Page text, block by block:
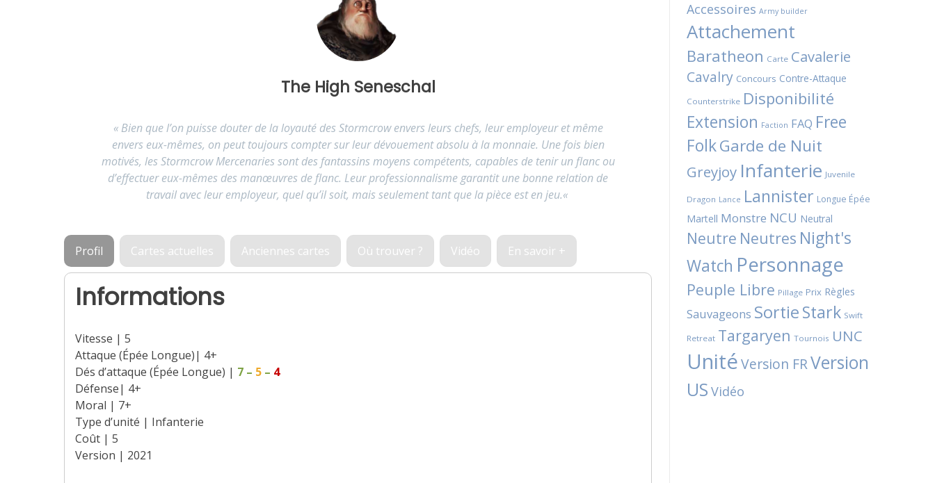
The High Seneschal
« Bien que l’on puisse douter de la loyauté des Stormcrow envers leurs chefs, leur employeur et même
envers eux-mêmes, on peut toujours compter sur leur dévouement absolu à la monnaie. Une fois bien
motivés, les Stormcrow Mercenaries sont des fantassins moyens compétents, capables de tenir un flanc ou
d’effectuer eux-mêmes des manœuvres de flanc. Leur professionnalisme garantit une bonne relation de
travail avec leur employeur, quel qu’il soit, mais seulement tant que la pièce est en jeu.«
Profil Cartes actuelles Anciennes cartes Où trouver ? Vidéo En savoir +
Informations
Vitesse | 5
Attaque (Épée Longue)| 4+
Dés d’attaque (Épée Longue) | 7 – 5 – 4
Défense| 4+
Moral | 7+
Type d’unité | Infanterie
Coût | 5
Version | 2021
Accessoires Army builder
Attachement
Baratheon Carte Cavalerie
Cavalry Concours Contre-Attaque
Counterstrike Disponibilité
Extension Faction FAQ Free
FolkGarde de Nuit
Greyjoy Infanterie Juvenile
Dragon Lance Lannister Longue Épée
Martell Monstre NCU Neutral
Neutre Neutres Night's
Watch Personnage
Peuple Libre Pillage Prix Règles
Sauvageons SortieStark Swift
Retreat Targaryen Tournois UNC
UnitéVersion FRVersion
US Vidéo